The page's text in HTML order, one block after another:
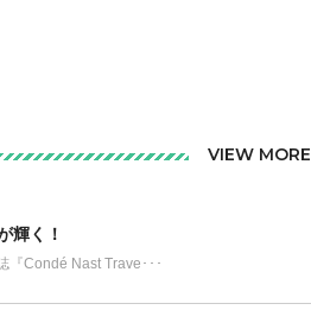
VIEW MORE
輝く！
Condé Nast Trave･･･